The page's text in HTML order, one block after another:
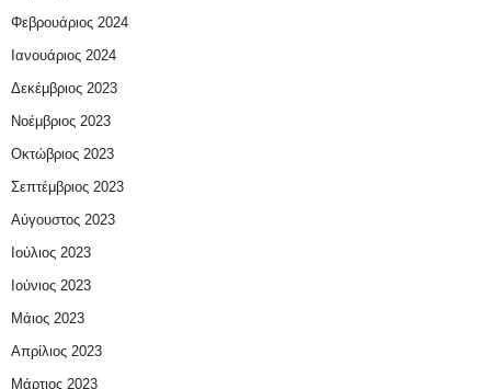
Φεβρουάριος 2024
Ιανουάριος 2024
Δεκέμβριος 2023
Νοέμβριος 2023
Οκτώβριος 2023
Σεπτέμβριος 2023
Αύγουστος 2023
Ιούλιος 2023
Ιούνιος 2023
Μάιος 2023
Απρίλιος 2023
Μάρτιος 2023